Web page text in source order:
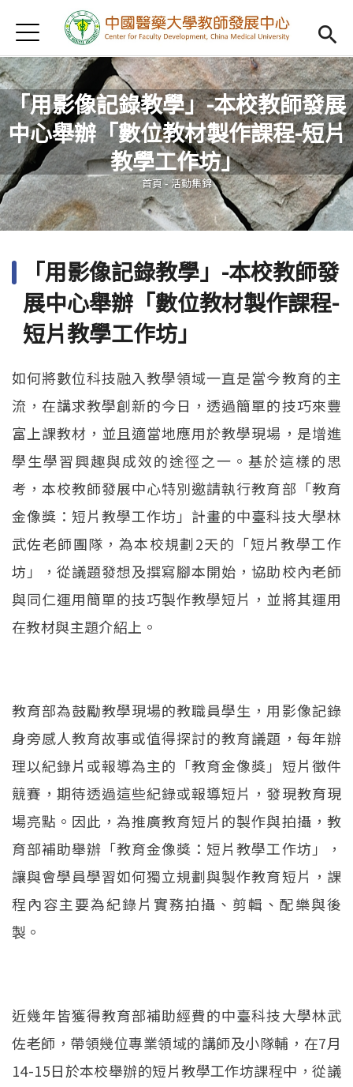
首頁
Open
認識我們
Open
教學研習
Open
新進教師
Open
傑出教授
Open
教師專業社群
Open
借用項目
AI專區
Jump to Navigation
Jump to Main content
「用影像記錄教學」-本校教師發展
中心舉辦「數位教材製作課程-短片
教學工作坊」
您在這裡
首頁-活動集錦
「用影像記錄教學」-本校教師發
展中心舉辦「數位教材製作課程-
短片教學工作坊」
如何將數位科技融入教學領域一直是當今教育的主
流，在講求教學創新的今日，透過簡單的技巧來豐
富上課教材，並且適當地應用於教學現場，是增進
學生學習興趣與成效的途徑之一。基於這樣的思
考，本校教師發展中心特別邀請執行教育部「教育
金像獎：短片教學工作坊」計畫的中臺科技大學林
武佐老師團隊，為本校規劃2天的「短片教學工作
坊」，從議題發想及撰寫腳本開始，協助校內老師
與同仁運用簡單的技巧製作教學短片，並將其運用
在教材與主題介紹上。
教育部為鼓勵教學現場的教職員學生，用影像記錄
身旁感人教育故事或值得探討的教育議題，每年辦
理以紀錄片或報導為主的「教育金像獎」短片徵件
競賽，期待透過這些紀錄或報導短片，發現教育現
場亮點。因此，為推廣教育短片的製作與拍攝，教
育部補助舉辦「教育金像獎：短片教學工作坊」，
讓與會學員學習如何獨立規劃與製作教育短片，課
程內容主要為紀錄片實務拍攝、剪輯、配樂與後
製。
近幾年皆獲得教育部補助經費的中臺科技大學林武
佐老師，帶領幾位專業領域的講師及小隊輔，在7月
14-15日於本校舉辦的短片教學工作坊課程中，從議